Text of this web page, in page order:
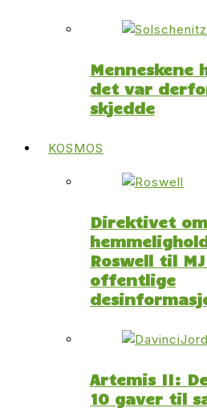
Menneskene
det var
skjedde
KOSMOS
Direktivet om
Roswell til
offentlige
Artemis II:
10 gaver til